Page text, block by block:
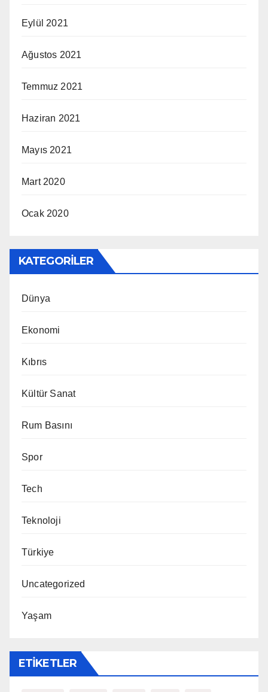
Eylül 2021
Ağustos 2021
Temmuz 2021
Haziran 2021
Mayıs 2021
Mart 2020
Ocak 2020
KATEGORILER
Dünya
Ekonomi
Kıbrıs
Kültür Sanat
Rum Basını
Spor
Tech
Teknoloji
Türkiye
Uncategorized
Yaşam
ETIKETLER